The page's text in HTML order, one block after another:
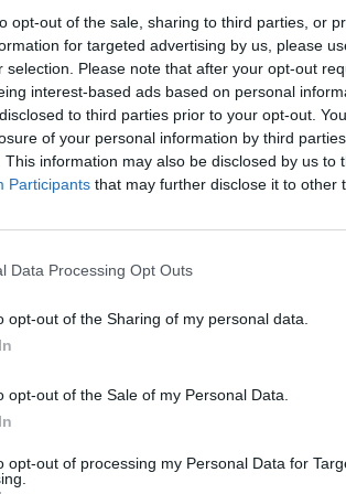
opt-out of the sale, sharing to third parties, or
for targeted advertising by us, please
selection. Please note that after your opt-out
interest-based ads based on personal
to third parties prior to your opt-out.
of your personal information by third
This information may also be disclosed by us to
Participants that may further disclose it to other
Data Processing Opt Outs
opt-out of the Sharing of my personal data.
opt-out of the Sale of my Personal Data.
opt-out of processing my Personal Data for
Balenie:
Min.
EAN:
Kód:
Značka:
BÁZA -
POVRCHOV - ČIERNY